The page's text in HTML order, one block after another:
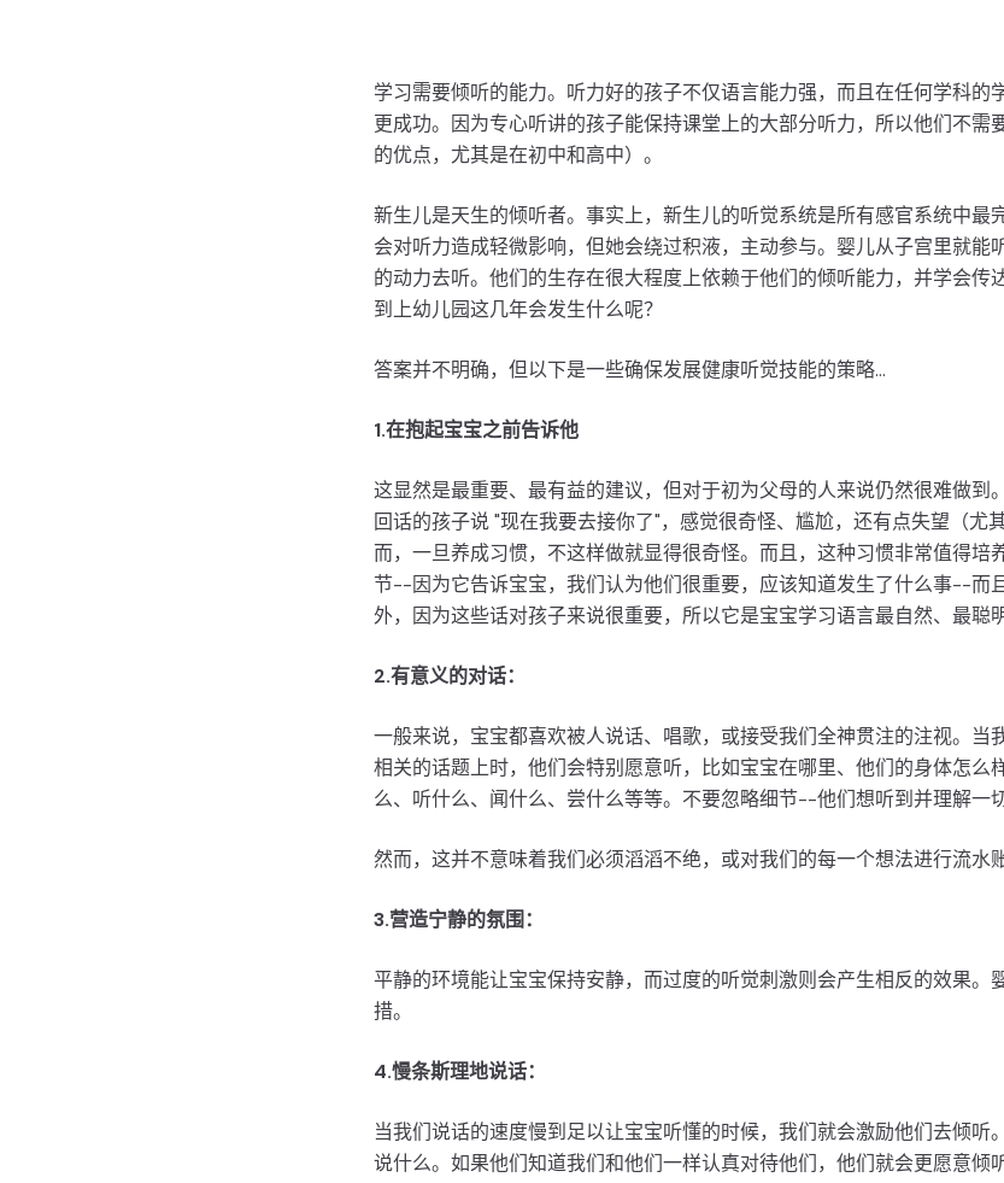
学习需要倾听的能力。听力好的孩子不仅语言能力强，而且在任何学科的
更成功。因为专心听讲的孩子能保持课堂上的大部分听力，所以他们不需
的优点，尤其是在初中和高中）。
新生儿是天生的倾听者。事实上，新生儿的听觉系统是所有感官系统中最
会对听力造成轻微影响，但她会绕过积液，主动参与。婴儿从子宫里就能
的动力去听。他们的生存在很大程度上依赖于他们的倾听能力，并学会传
到上幼儿园这几年会发生什么呢？
答案并不明确，但以下是一些确保发展健康听觉技能的策略...
1.在抱起宝宝之前告诉他
这显然是最重要、最有益的建议，但对于初为父母的人来说仍然很难做到
回话的孩子说 "现在我要去接你了"，感觉很奇怪、尴尬，还有点失望（尤
而，一旦养成习惯，不这样做就显得很奇怪。而且，这种习惯非常值得培
节--因为它告诉宝宝，我们认为他们很重要，应该知道发生了什么事--而
外，因为这些话对孩子来说很重要，所以它是宝宝学习语言最自然、最聪
2.有意义的对话：
一般来说，宝宝都喜欢被人说话、唱歌，或接受我们全神贯注的注视。当
相关的话题上时，他们会特别愿意听，比如宝宝在哪里、他们的身体怎么
么、听什么、闻什么、尝什么等等。不要忽略细节--他们想听到并理解一切
然而，这并不意味着我们必须滔滔不绝，或对我们的每一个想法进行流水
3.营造宁静的氛围：
平静的环境能让宝宝保持安静，而过度的听觉刺激则会产生相反的效果。
措。
4.慢条斯理地说话：
当我们说话的速度慢到足以让宝宝听懂的时候，我们就会激励他们去倾听
说什么。如果他们知道我们和他们一样认真对待他们，他们就会更愿意倾听